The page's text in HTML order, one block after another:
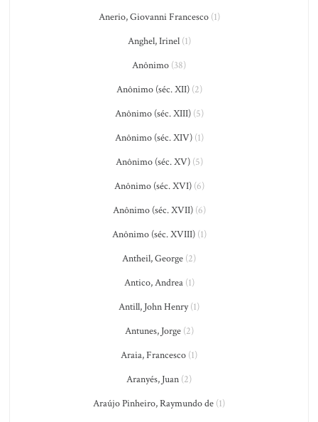
Anerio, Giovanni Francesco(1)
Anghel, Irinel(1)
Anônimo (38)
Anônimo (séc. XII)(2)
Anônimo (séc. XIII)(5)
Anônimo (séc. XIV)(1)
Anônimo (séc. XV)(5)
Anônimo (séc. XVI)(6)
Anônimo (séc. XVII)(6)
Anônimo (séc. XVIII)(1)
Antheil, George (2)
Antico, Andrea(1)
Antill, John Henry(1)
Antunes, Jorge(2)
Araia, Francesco (1)
Aranyés, Juan (2)
Araújo Pinheiro, Raymundo de (1)